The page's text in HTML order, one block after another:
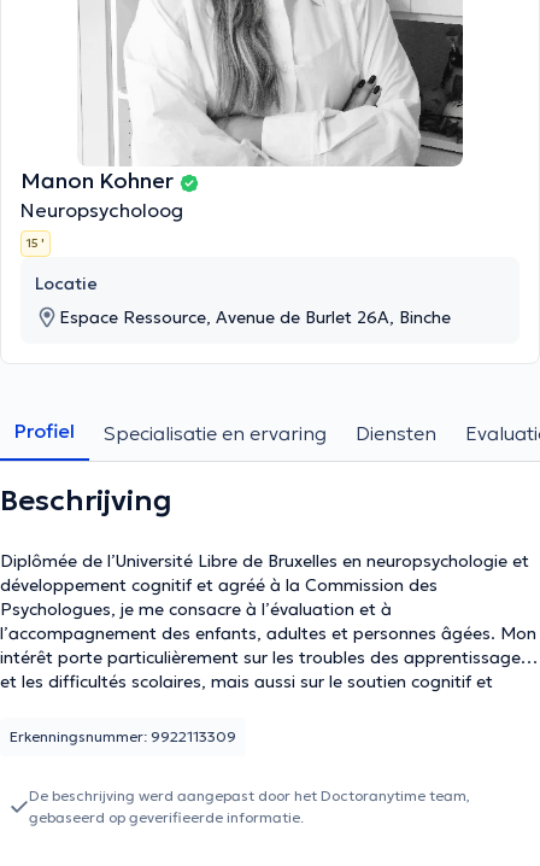
Manon Kohner
Neuropsycholoog
15 '
Locatie
Espace Ressource, Avenue de Burlet 26A, Binche
Profiel Specialisatie en ervaring Diensten
Beschrijving
Diplômée de l’Université Libre de Bruxelles en neuropsychologie et
développement cognitif et agréé à la Commission des
Psychologues, je me consacre à l’évaluation et à
l’accompagnement des enfants, adultes et personnes âgées. Mon
intérêt porte particulièrement sur les troubles des apprentissages
et les difficultés scolaires, mais aussi sur le soutien cognitif et
d’adultes et de personnes âgées, avec l’objectif de préserver leur
l’écoute et à la bienveillance dans ma pratique.
Erkenningsnummer: 9922113309
De beschrijving werd aangepast door het Doctoranytime team,
gebaseerd op geverifieerde informatie.